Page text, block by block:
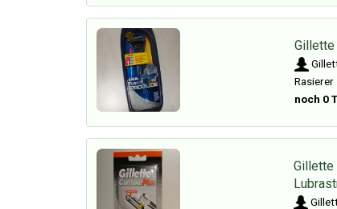
Gillette
Rasierer
noch 0
Gillette